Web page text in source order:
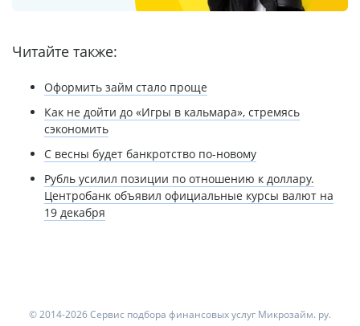
Читайте также:
Оформить займ стало проще
Как не дойти до «Игры в кальмара», стремясь
сэкономить
С весны будет банкротство по-новому
Рубль усилил позиции по отношению к доллару.
Центробанк объявил официальные курсы валют на
19 декабря
© 2014-2026 Сервис подбора финансовых услуг Микрозайм. ру.